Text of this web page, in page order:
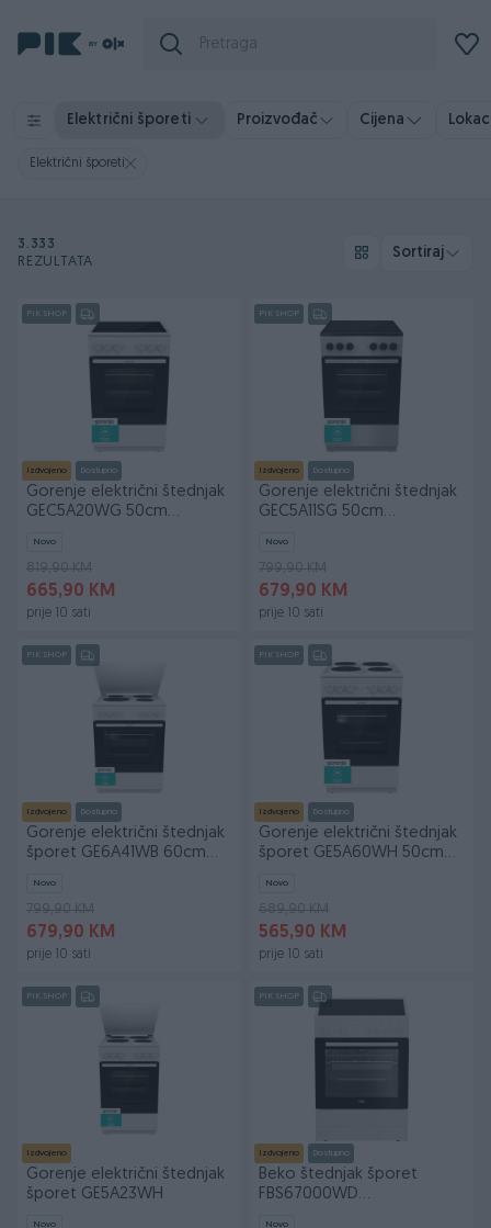
Električni šporeti Proizvođač Cijena
Električni šporeti
3.333
REZULTATA
Sortiraj
PIK SHOP
Izdvojeno Dostupno
Gorenje električni štednjak
GEC5A20WG 50cm
Novo
819,90 KM
665,90 KM
prije 10 sati
PIK SHOP
Izdvojeno Dostupno
Gorenje električni štednjak
GEC5A11SG 50cm
Novo
799,90 KM
679,90 KM
prije 10 sati
PIK SHOP
Izdvojeno Dostupno
Gorenje električni štednjak
šporet GE6A41WB 60cm
Novo
799,90 KM
679,90 KM
prije 10 sati
PIK SHOP
Izdvojeno Dostupno
Gorenje električni štednjak
šporet GE5A60WH 50cm
Novo
689,90 KM
565,90 KM
prije 10 sati
PIK SHOP
Izdvojeno
Gorenje električni štednjak
šporet GE5A23WH
Novo
PIK SHOP
Izdvojeno Dostupno
Beko štednjak šporet
FBS67000WD
Novo